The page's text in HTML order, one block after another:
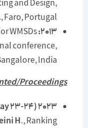
and Design,
2018, Faro, Portugal
2013:
for WMSDs
conference,
Bangalore, India
Proceedings
2023
(23-24 May):
Naeini H., Ranking